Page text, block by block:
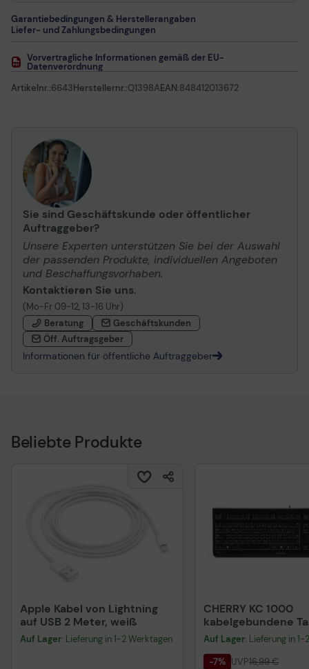
Garantiebedingungen & Herstellerangaben
Liefer- und Zahlungsbedingungen
Vorvertragliche Informationen gemäß der EU-
Datenverordnung
Artikelnr.:6643Herstellernr.:Q1398AEAN:848412013672
Sie sind Geschäftskunde oder öffentlicher
Auftraggeber?
Unsere Experten unterstützen Sie bei der Auswahl
der passenden Produkte, individuellen Angeboten
und Beschaffungsvorhaben.
Kontaktieren Sie uns.
(Mo-Fr 09-12, 13-16 Uhr)
Beratung
Geschäftskunden
Öff. Auftragsgeber
Informationen für öffentliche Auftraggeber
Beliebte Produkte
Apple Kabel von Lightning
auf USB 2 Meter, weiß
Auf Lager: Lieferung in 1-2 Werktagen
CHERRY KC 1000
kabelgebundene
QWERTZ DE -
Auf Lager: Lieferung in
-7% UVP16,99 €